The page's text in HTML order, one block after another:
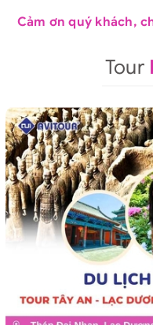
Cảm ơn quý khách,
Tour